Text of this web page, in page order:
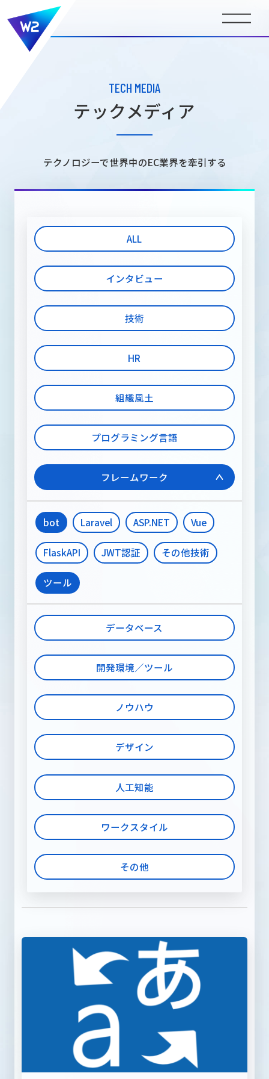
事業内容
COMPANY INFORMATION
メディア
RECRUIT INFORMATION
採用情報
お問い合わせ
TECH MEDIA
テックメディア
テクノロジーで世界中のEC業界を牽引する
ALL
インタビュー
技術
HR
組織風土
プログラミング言語
フレームワーク
bot Laravel ASP.NET Vue
FlaskAPI JWT認証 その他技術
ツール
データベース
開発環境／ツール
ノウハウ
デザイン
人工知能
ワークスタイル
その他